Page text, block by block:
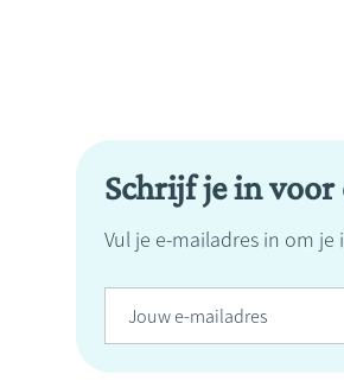
Schrijf je in
Vul je e-mailadres in om